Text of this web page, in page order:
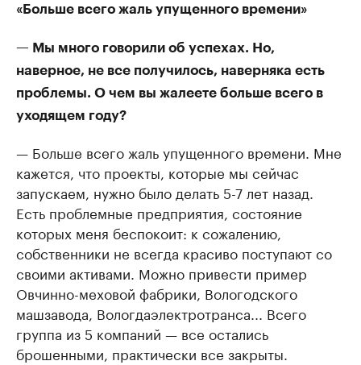
«Больше всего жаль упущенного времени»
— Мы много говорили об успехах. Но,
наверное, не все получилось, наверняка есть
проблемы. О чем вы жалеете больше всего в
уходящем году?
— Больше всего жаль упущенного времени. Мне
кажется, что проекты, которые мы сейчас
запускаем, нужно было делать 5-7 лет назад.
Есть проблемные предприятия, состояние
которых меня беспокоит: к сожалению,
собственники не всегда красиво поступают со
своими активами. Можно привести пример
Овчинно-меховой фабрики, Вологодского
машзавода, Вологдаэлектротранса... Всего
группа из 5 компаний — все остались
брошенными, практически все закрыты.